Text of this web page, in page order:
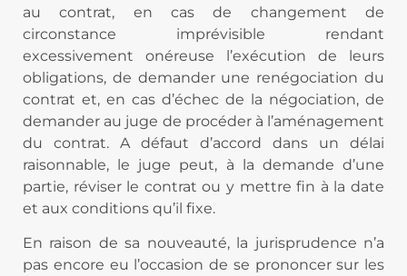
au contrat, en cas de changement de
circonstance imprévisible rendant
excessivement onéreuse l’exécution de leurs
obligations, de demander une renégociation du
contrat et, en cas d’échec de la négociation, de
demander au juge de procéder à l’aménagement
du contrat. A défaut d’accord dans un délai
raisonnable, le juge peut, à la demande d’une
partie, réviser le contrat ou y mettre fin à la date
et aux conditions qu’il fixe.
En raison de sa nouveauté, la jurisprudence n’a
pas encore eu l’occasion de se prononcer sur les